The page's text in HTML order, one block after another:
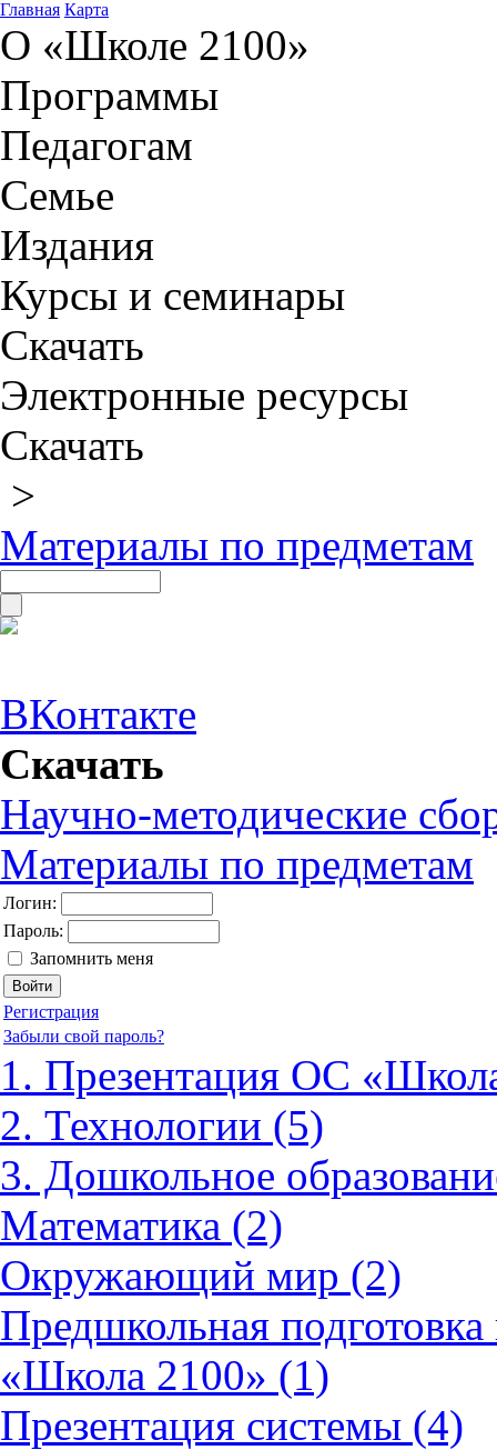
Главная Карта
О «Школе 2100»
Программы
Педагогам
Семье
Издания
Курсы и семинары
Скачать
Электронные ресурсы
Скачать
>
Материалы по предметам
ВКонтакте
Скачать
Научно-методические
Материалы по предметам
Логин:
Пароль:
Запомнить меня
Регистрация
Забыли свой пароль?
1. Презентация ОС
2. Технологии (5)
3. Дошкольное
Математика (2)
Окружающий мир (2)
Предшкольная
«Школа 2100» (1)
Презентация системы (4)